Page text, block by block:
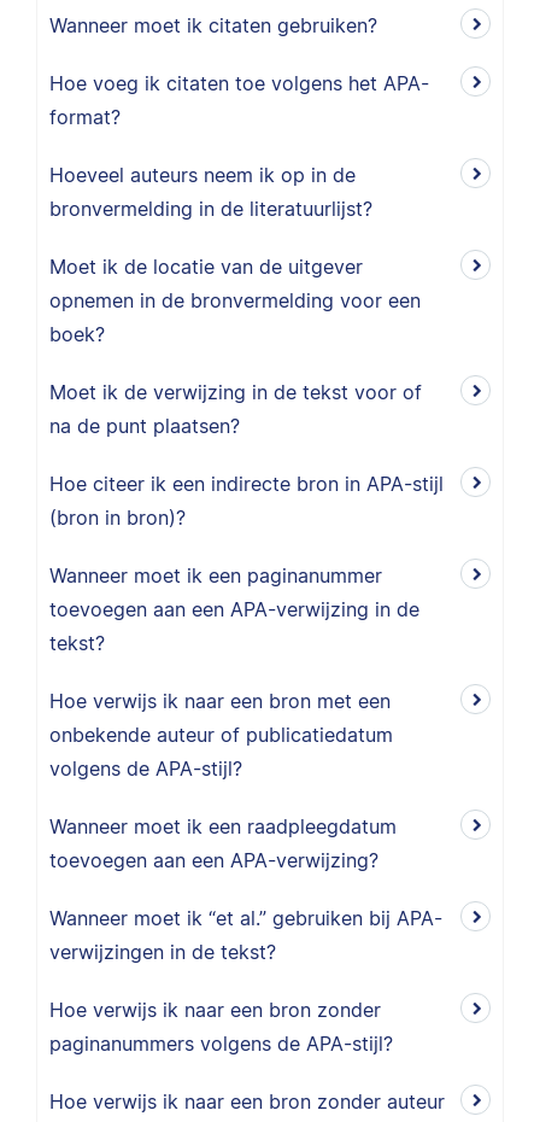
Wanneer moet ik citaten gebruiken?
Hoe voeg ik citaten toe volgens het APA-
format?
Hoeveel auteurs neem ik op in de
bronvermelding in de literatuurlijst?
Moet ik de locatie van de uitgever
opnemen in de bronvermelding voor een
boek?
Moet ik de verwijzing in de tekst voor of
na de punt plaatsen?
Hoe citeer ik een indirecte bron in APA-stijl
(bron in bron)?
Wanneer moet ik een paginanummer
toevoegen aan een APA-verwijzing in de
tekst?
Hoe verwijs ik naar een bron met een
onbekende auteur of publicatiedatum
volgens de APA-stijl?
Wanneer moet ik een raadpleegdatum
toevoegen aan een APA-verwijzing?
Wanneer moet ik “et al.” gebruiken bij APA-
verwijzingen in de tekst?
Hoe verwijs ik naar een bron zonder
paginanummers volgens de APA-stijl?
Hoe verwijs ik naar een bron zonder auteur